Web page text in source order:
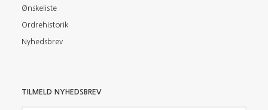
Ønskeliste
Ordrehistorik
Nyhedsbrev
TILMELD NYHEDSBREV